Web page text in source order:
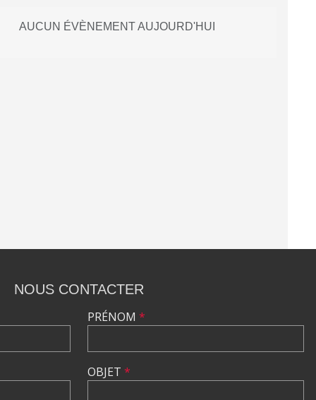
AUCUN ÉVÈNEMENT AUJOURD'HUI
NOUS CONTACTER
PRÉNOM *
OBJET *